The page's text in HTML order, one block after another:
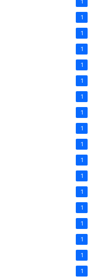
1
1
1
1
1
1
1
1
1
1
1
1
1
1
1
1
1
1